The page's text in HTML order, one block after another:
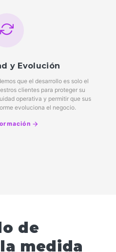
y Evolución
que el desarrollo es solo el
clientes para proteger su
operativa y permitir que sus
evoluciona el negocio.
de
medida